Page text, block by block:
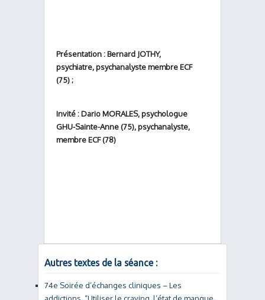
Présentation : Bernard JOTHY,
psychiatre, psychanalyste membre ECF
(75) ;
Invité : Dario MORALES, psychologue
GHU-Sainte-Anne (75), psychanalyste,
membre ECF (78)
Autres textes de la séance :
74e Soirée d’échanges cliniques – Les